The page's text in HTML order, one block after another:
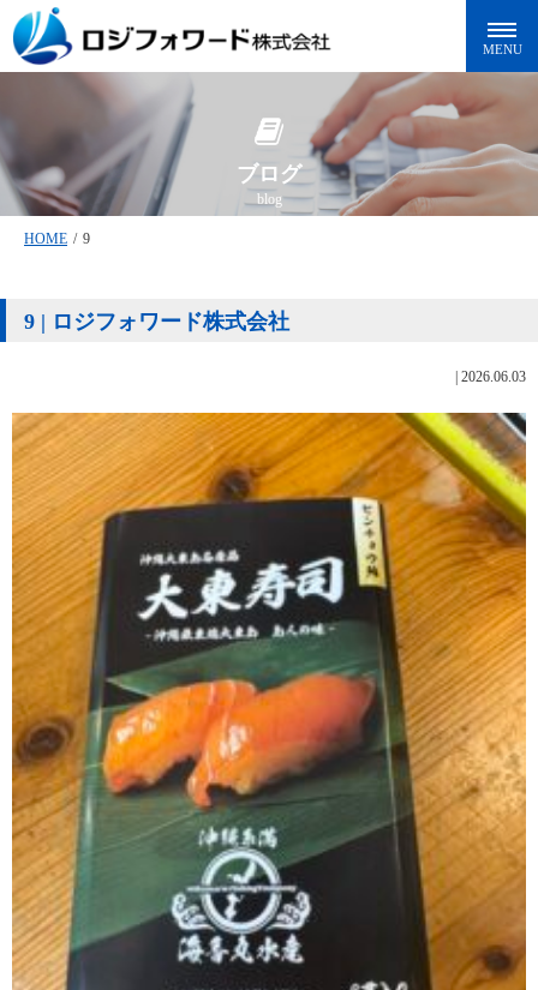
ブログ
blog
HOME / 9
9 | ロジフォワード株式会社
2026.06.03